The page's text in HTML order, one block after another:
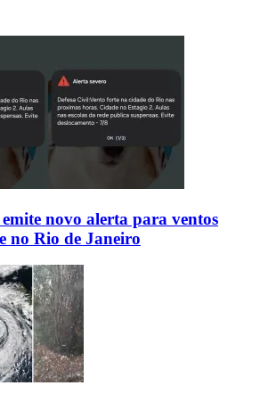
novo alerta para ventos
no Rio de Janeiro